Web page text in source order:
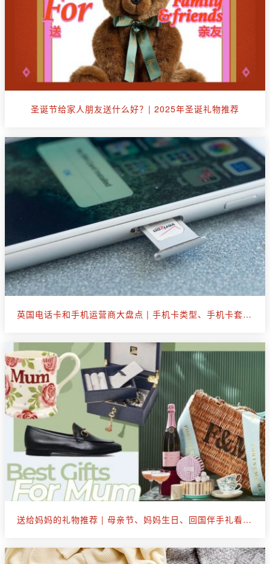
圣诞节给家人朋友送什么好？| 2025年圣诞礼物推荐
英国电话卡和手机运营商大盘点 | 手机卡类型、手机卡套餐选购
送给妈妈的礼物推荐 | 母亲节、妈妈生日、回国伴手礼看这篇就够了